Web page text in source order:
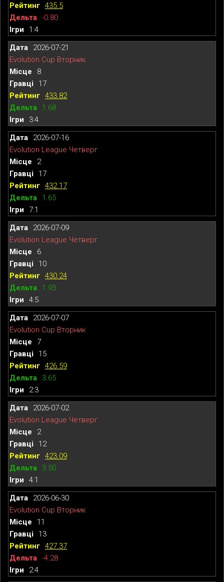
435.5
-0.80
1:4
2026-07-21
Evolution Cup Вторник
8
17
433.82
1.68
3:4
2026-07-16
Evolution League Четверг
2
17
432.17
1.65
7:1
2026-07-09
Evolution League Четверг
6
10
430.24
1.93
4:5
2026-07-07
Evolution Cup Вторник
7
15
426.59
3.65
2:3
2026-07-02
Evolution League Четверг
2
12
423.09
3.50
4:1
2026-06-30
Evolution Cup Вторник
11
13
427.37
-4.28
2:4